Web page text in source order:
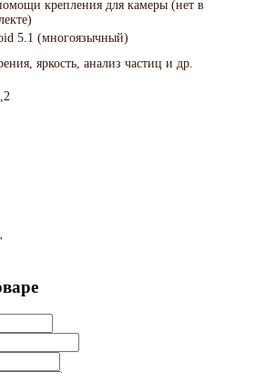
крепления для камеры (нет в
5.1 (многоязычный)
яркость, анализ частиц и др.